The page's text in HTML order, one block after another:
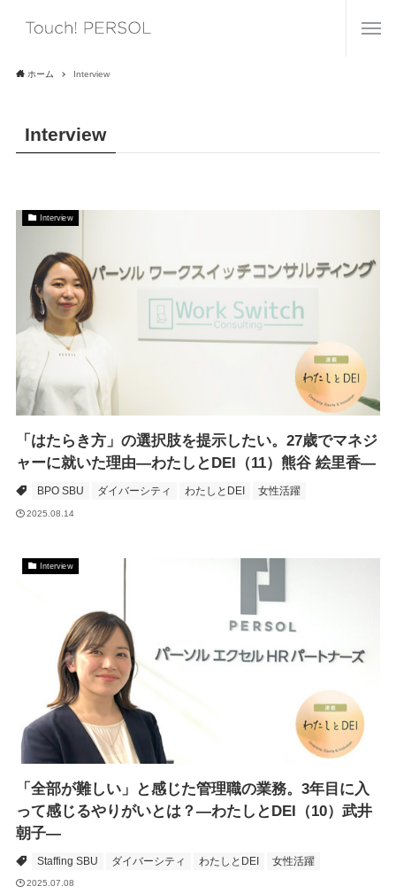
ホーム Interview
Interview
Interview
「はたらき方」の選択肢を提示したい。27歳でマネジ
ャーに就いた理由―わたしとDEI（11）熊谷 絵里香―
BPO SBU ダイバーシティ わたしとDEI 女性活躍
2025.08.14
Interview
「全部が難しい」と感じた管理職の業務。3年目に入
って感じるやりがいとは？―わたしとDEI（10）武井
朝子―
Staffing SBU ダイバーシティ わたしとDEI 女性活躍
2025.07.08